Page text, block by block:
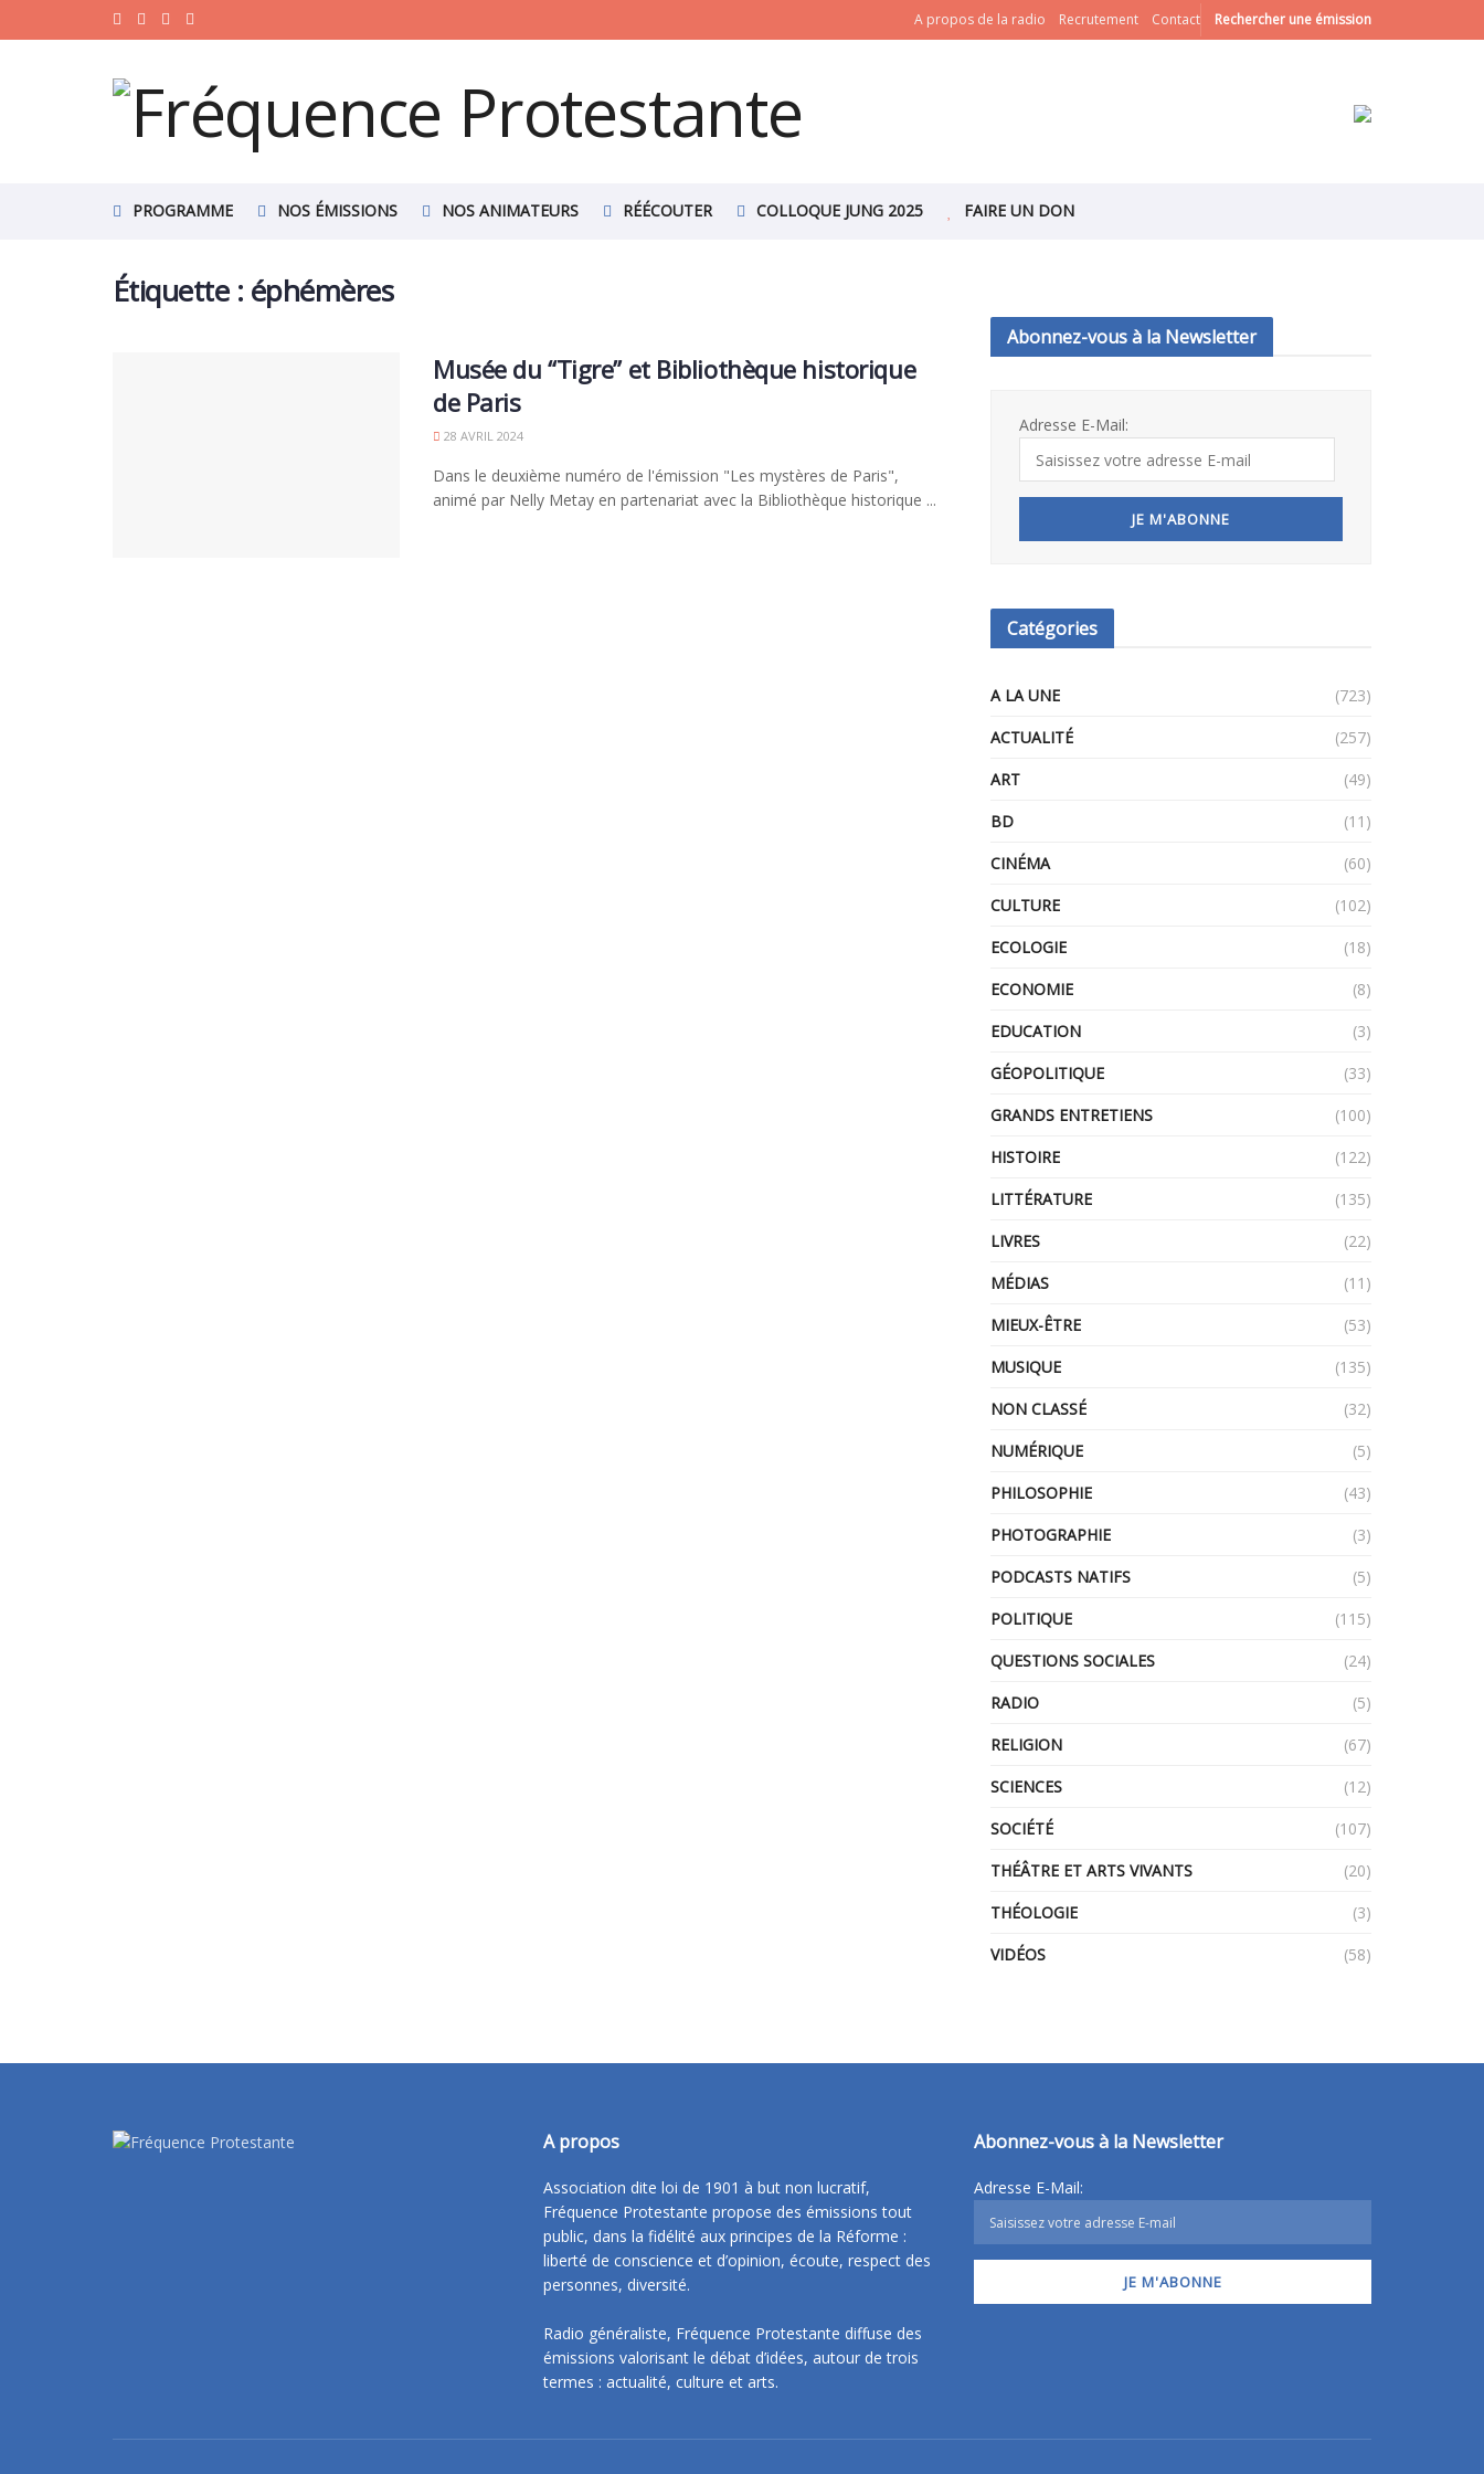
A propos de la radio Recrutement Contact Rechercher une émission
PROGRAMME NOS ÉMISSIONS NOS ANIMATEURS RÉÉCOUTER COLLOQUE JUNG 2025 FAIRE UN DON
Étiquette : éphémères
Musée du “Tigre” et Bibliothèque historique
de Paris
28 AVRIL 2024
Dans le deuxième numéro de l'émission "Les mystères de Paris",
animé par Nelly Metay en partenariat avec la Bibliothèque historique ...
Abonnez-vous à la Newsletter
Adresse E-Mail:
Catégories
A LA UNE
(723)
ACTUALITÉ
(257)
ART
(49)
BD
(11)
CINÉMA
(60)
CULTURE
(102)
ECOLOGIE
(18)
ECONOMIE
(8)
EDUCATION
(3)
GÉOPOLITIQUE
(33)
GRANDS ENTRETIENS
(100)
HISTOIRE
(122)
LITTÉRATURE
(135)
LIVRES
(22)
MÉDIAS
(11)
MIEUX-ÊTRE
(53)
MUSIQUE
(135)
NON CLASSÉ
(32)
NUMÉRIQUE
(5)
PHILOSOPHIE
(43)
PHOTOGRAPHIE
(3)
PODCASTS NATIFS
(5)
POLITIQUE
(115)
QUESTIONS SOCIALES
(24)
RADIO
(5)
RELIGION
(67)
SCIENCES
(12)
SOCIÉTÉ
(107)
THÉÂTRE ET ARTS VIVANTS
(20)
THÉOLOGIE
(3)
VIDÉOS
(58)
A propos
Association dite loi de 1901 à but non lucratif,
Fréquence Protestante propose des émissions tout
public, dans la fidélité aux principes de la Réforme :
liberté de conscience et d’opinion, écoute, respect des
personnes, diversité.
Radio généraliste, Fréquence Protestante diffuse des
émissions valorisant le débat d’idées, autour de trois
termes : actualité, culture et arts.
Abonnez-vous à la Newsletter
Adresse E-Mail: